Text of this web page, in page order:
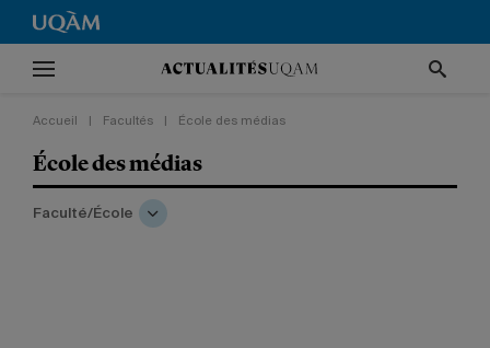
Accueil Facultés École des médias
École des médias
Faculté/École